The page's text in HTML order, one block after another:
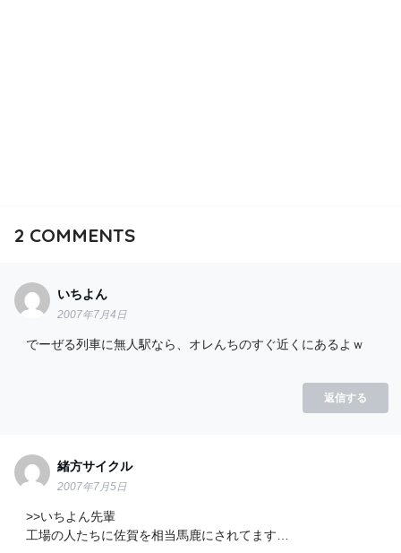
2 COMMENTS
いちよん
2007年7月4日
でーぜる列車に無人駅なら、オレんちのすぐ近くにあるよｗ
返信する
緒方サイクル
2007年7月5日
>>いちよん先輩
工場の人たちに佐賀を相当馬鹿にされてます…